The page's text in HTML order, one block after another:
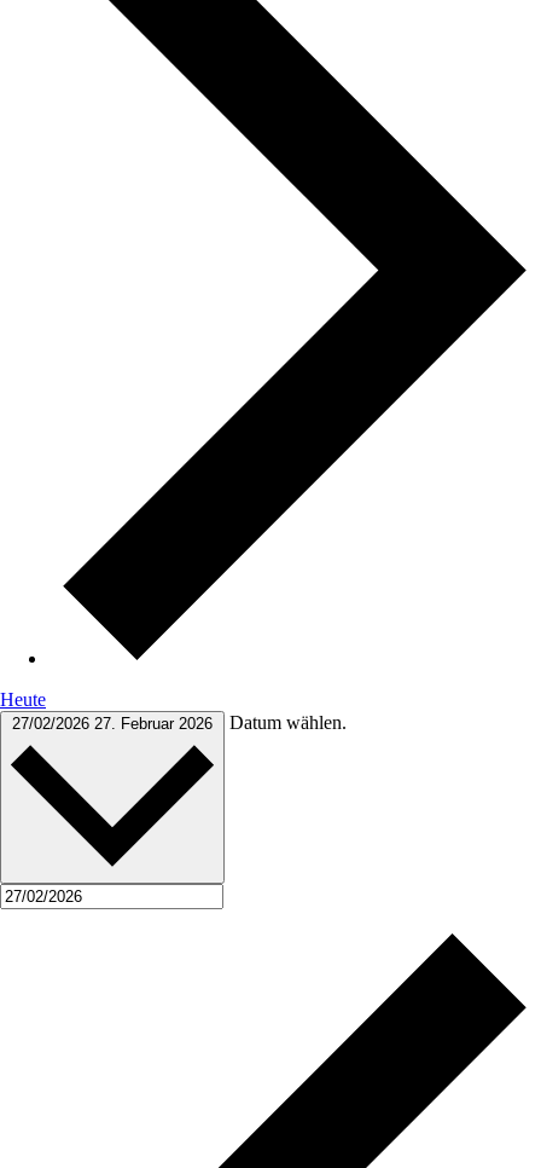
Heute
27/02/2026 27. Februar 2026 Datum wählen.